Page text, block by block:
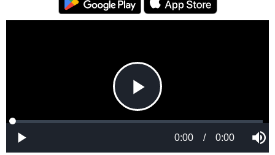
P
a
L
d
P
e
0:00 / 0:00
M
t